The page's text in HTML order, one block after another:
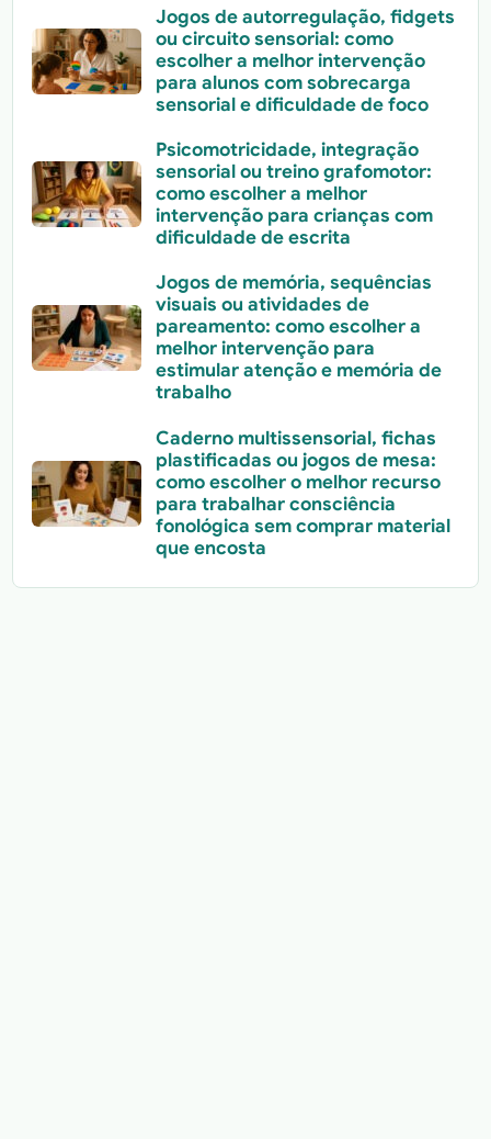
Jogos de autorregulação, fidgets
ou circuito sensorial: como
escolher a melhor intervenção
para alunos com sobrecarga
sensorial e dificuldade de foco
Psicomotricidade, integração
sensorial ou treino grafomotor:
como escolher a melhor
intervenção para crianças com
dificuldade de escrita
Jogos de memória, sequências
visuais ou atividades de
pareamento: como escolher a
melhor intervenção para
estimular atenção e memória de
trabalho
Caderno multissensorial, fichas
plastificadas ou jogos de mesa:
como escolher o melhor recurso
para trabalhar consciência
fonológica sem comprar material
que encosta